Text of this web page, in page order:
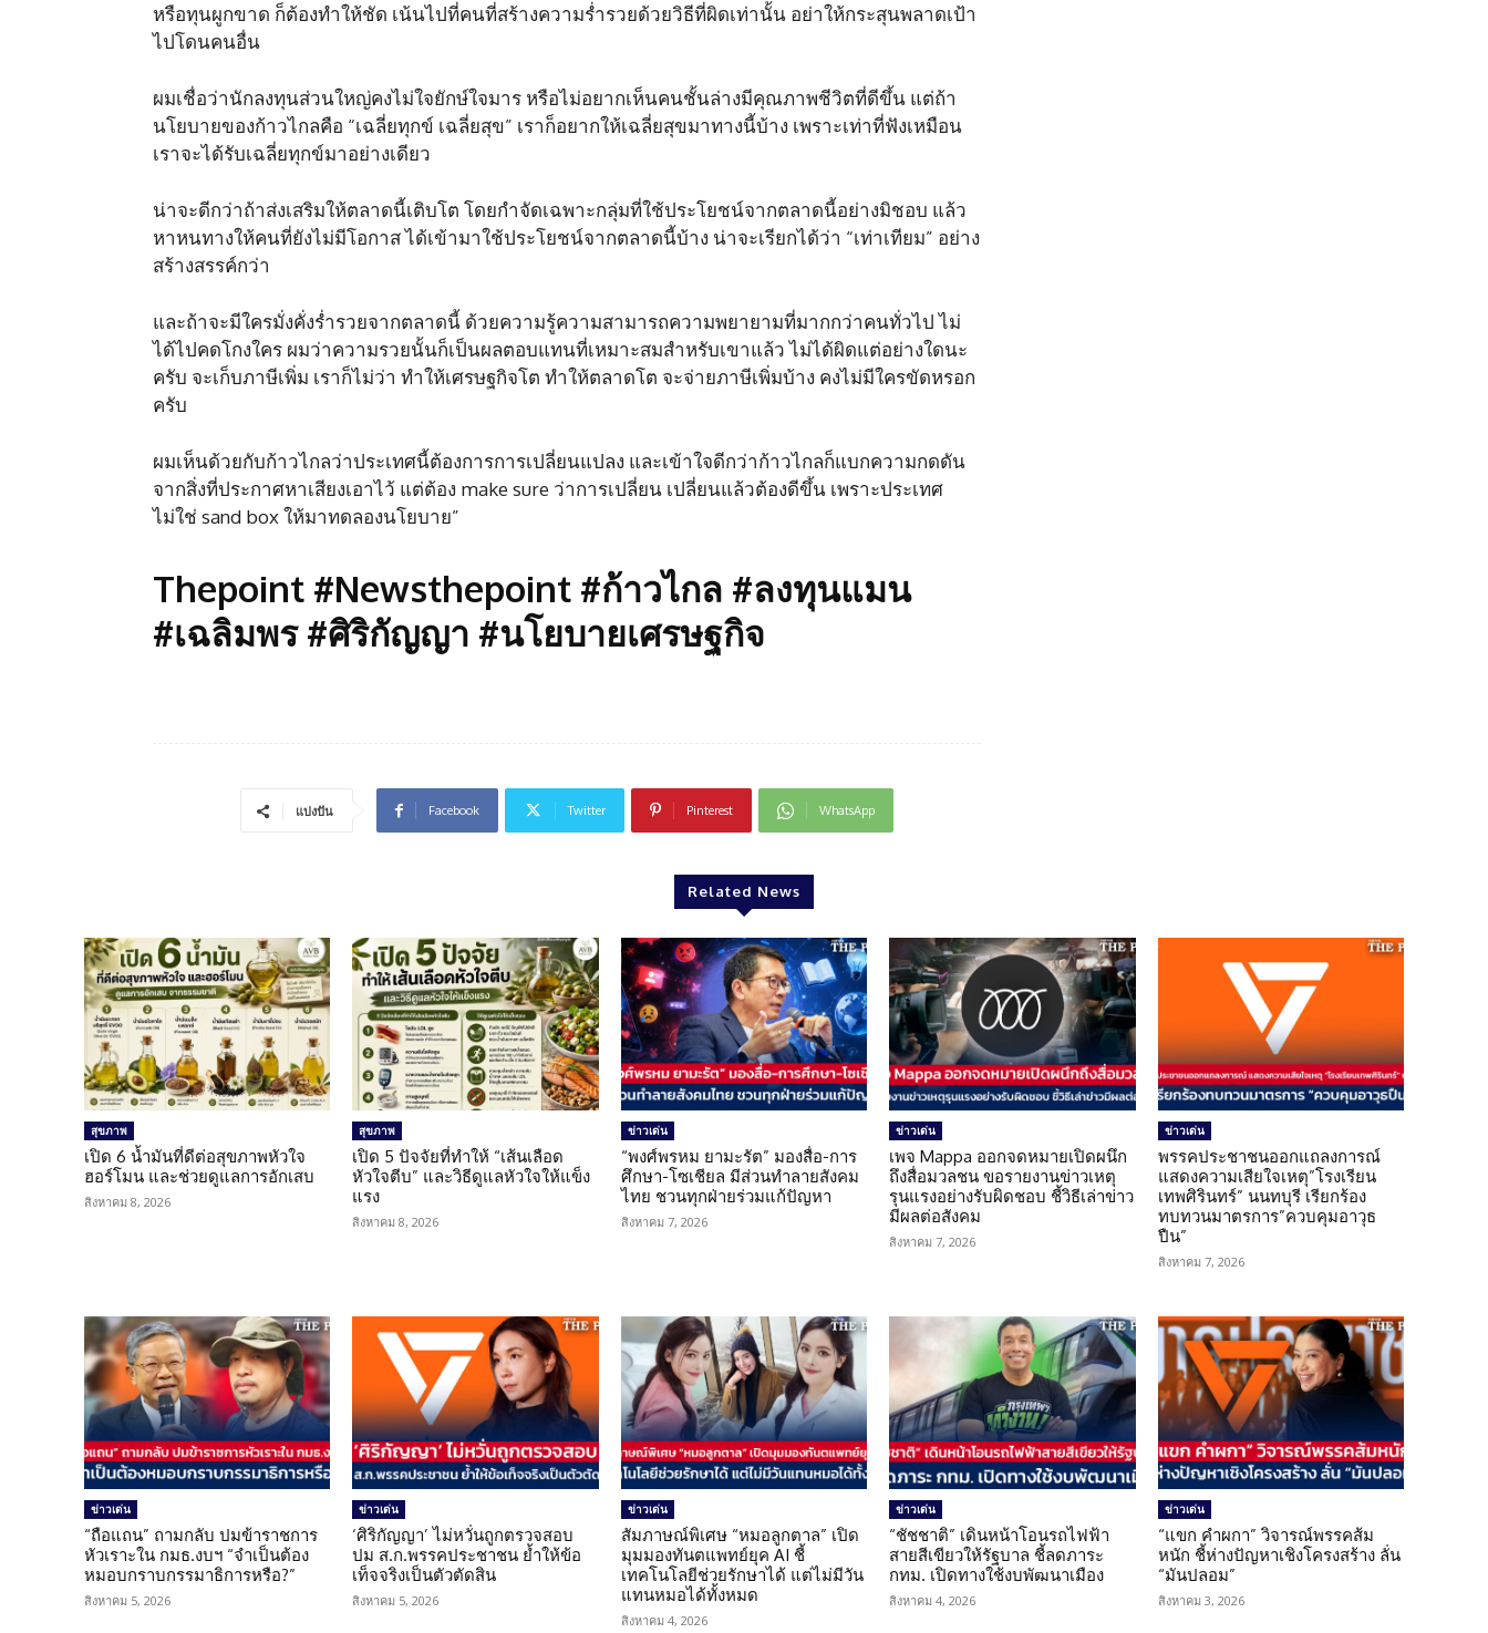
หรือทุนผูกขาด ก็ต้องทำให้ชัด เน้นไปที่คนที่สร้างความร่ำรวยด้วยวิธีที่ผิดเท่านั้น อย่าให้กระสุนพลาดเป้า
ไปโดนคนอื่น
ผมเชื่อว่านักลงทุนส่วนใหญ่คงไม่ใจยักษ์ใจมาร หรือไม่อยากเห็นคนชั้นล่างมีคุณภาพชีวิตที่ดีขึ้น แต่ถ้า
นโยบายของก้าวไกลคือ “เฉลี่ยทุกข์ เฉลี่ยสุข” เราก็อยากให้เฉลี่ยสุขมาทางนี้บ้าง เพราะเท่าที่ฟังเหมือน
เราจะได้รับเฉลี่ยทุกข์มาอย่างเดียว
น่าจะดีกว่าถ้าส่งเสริมให้ตลาดนี้เติบโต โดยกำจัดเฉพาะกลุ่มที่ใช้ประโยชน์จากตลาดนี้อย่างมิชอบ แล้ว
หาหนทางให้คนที่ยังไม่มีโอกาส ได้เข้ามาใช้ประโยชน์จากตลาดนี้บ้าง น่าจะเรียกได้ว่า “เท่าเทียม” อย่าง
สร้างสรรค์กว่า
และถ้าจะมีใครมั่งคั่งร่ำรวยจากตลาดนี้ ด้วยความรู้ความสามารถความพยายามที่มากกว่าคนทั่วไป ไม่
ได้ไปคดโกงใคร ผมว่าความรวยนั้นก็เป็นผลตอบแทนที่เหมาะสมสำหรับเขาแล้ว ไม่ได้ผิดแต่อย่างใดนะ
ครับ จะเก็บภาษีเพิ่ม เราก็ไม่ว่า ทำให้เศรษฐกิจโต ทำให้ตลาดโต จะจ่ายภาษีเพิ่มบ้าง คงไม่มีใครขัดหรอก
ครับ
ผมเห็นด้วยกับก้าวไกลว่าประเทศนี้ต้องการการเปลี่ยนแปลง และเข้าใจดีกว่าก้าวไกลก็แบกความกดดัน
จากสิ่งที่ประกาศหาเสียงเอาไว้ แต่ต้อง make sure ว่าการเปลี่ยน เปลี่ยนแล้วต้องดีขึ้น เพราะประเทศ
ไม่ใช่ sand box ให้มาทดลองนโยบาย”
Thepoint #Newsthepoint #ก้าวไกล #ลงทุนแมน
#เฉลิมพร #ศิริกัญญา #นโยบายเศรษฐกิจ
แบ่งปัน Facebook Twitter Pinterest WhatsApp
Related News
สุขภาพ
เปิด 6 น้ำมันที่ดีต่อสุขภาพหัวใจ
ฮอร์โมน และช่วยดูแลการอักเสบ
สิงหาคม 8, 2026
สุขภาพ
เปิด 5 ปัจจัยที่ทำให้ “เส้นเลือด
หัวใจตีบ” และวิธีดูแลหัวใจให้แข็ง
แรง
สิงหาคม 8, 2026
ข่าวเด่น
“พงศ์พรหม ยามะรัต” มองสื่อ-การ
ศึกษา-โซเชียล มีส่วนทำลายสังคม
ไทย ชวนทุกฝ่ายร่วมแก้ปัญหา
สิงหาคม 7, 2026
ข่าวเด่น
เพจ Mappa ออกจดหมายเปิดผนึก
ถึงสื่อมวลชน ขอรายงานข่าวเหตุ
รุนแรงอย่างรับผิดชอบ ชี้วิธีเล่าข่าว
มีผลต่อสังคม
สิงหาคม 7, 2026
ข่าวเด่น
พรรคประชาชนออกแถลงการณ์
แสดงความเสียใจเหตุ”โรงเรียน
เทพศิรินทร์” นนทบุรี เรียกร้อง
ทบทวนมาตรการ”ควบคุมอาวุธ
ปืน”
สิงหาคม 7, 2026
ข่าวเด่น
“ถือแถน” ถามกลับ ปมข้าราชการ
หัวเราะใน กมธ.งบฯ “จำเป็นต้อง
หมอบกราบกรรมาธิการหรือ?”
สิงหาคม 5, 2026
ข่าวเด่น
‘ศิริกัญญา’ ไม่หวั่นถูกตรวจสอบ
ปม ส.ก.พรรคประชาชน ย้ำให้ข้อ
เท็จจริงเป็นตัวตัดสิน
สิงหาคม 5, 2026
ข่าวเด่น
สัมภาษณ์พิเศษ “หมอลูกตาล” เปิด
มุมมองทันตแพทย์ยุค AI ชี้
เทคโนโลยีช่วยรักษาได้ แต่ไม่มีวัน
แทนหมอได้ทั้งหมด
สิงหาคม 4, 2026
ข่าวเด่น
“ชัชชาติ” เดินหน้าโอนรถไฟฟ้า
สายสีเขียวให้รัฐบาล ชี้ลดภาระ
กทม. เปิดทางใช้งบพัฒนาเมือง
สิงหาคม 4, 2026
ข่าวเด่น
“แขก คำผกา” วิจารณ์พรรคส้ม
หนัก ชี้ห่างปัญหาเชิงโครงสร้าง ลั่น
“มันปลอม”
สิงหาคม 3, 2026